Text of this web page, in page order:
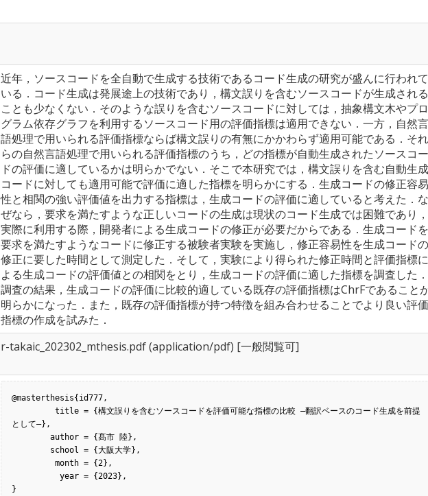
近年，ソースコードを全自動で生成する技術であるコード生成の研究が盛んに行われて
いる．コード生成は発展途上の技術であり，構文誤りを含むソースコードが生成される
ことも少なくない．そのような誤りを含むソースコードに対しては，抽象構文木やプロ
グラム依存グラフを利用するソースコード用の評価指標は適用できない．一方，自然言
語処理で用いられる評価指標ならば構文誤りの有無にかかわらず適用可能である．それ
らの自然言語処理で用いられる評価指標のうち，どの指標が自動生成されたソースコー
ドの評価に適しているかは明らかでない．そこで本研究では，構文誤りを含む自動生成
コードに対しても適用可能で評価に適した指標を明らかにする．生成コードの修正容易
性と相関の強い評価値を出力する指標は，生成コードの評価に適していると考えた．な
ぜなら，要求を満たすような正しいコードの生成は現状のコード生成では困難であり，
実際に利用する際，開発者による生成コードの修正が必要だからである．生成コードを
要求を満たすようなコードに修正する被験者実験を実施し，修正容易性を生成コードの
修正に要した時間として測定した．そして，実験により得られた修正時間と評価指標に
よる生成コードの評価値との相関をとり，生成コードの評価に適した指標を調査した．
調査の結果，生成コードの評価に比較的適している既存の評価指標はChrFであること
明らかになった．また，既存の評価指標が持つ特徴を組み合わせることでより良い評価
指標の作成を試みた．
r-takaic_202302_mthesis.pdf(application/pdf) [一般閲覧可]
@masterthesis{id777,
として—},
}